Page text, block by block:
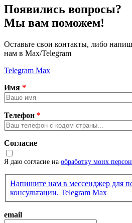
Появились вопросы?
Мы вам поможем!
Оставьте свои контакты, либо
нам в Max/Telegram
Telegram Max
Имя *
Телефон *
Согласие
Я даю согласие на обработку моих
Напишите нам в мессенджер для
консультации. Telegram Max
email